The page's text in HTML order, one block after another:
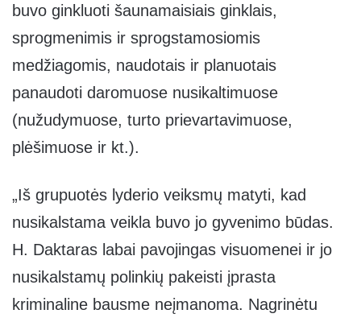
buvo ginkluoti šaunamaisiais ginklais,
sprogmenimis ir sprogstamosiomis
medžiagomis, naudotais ir planuotais
panaudoti daromuose nusikaltimuose
(nužudymuose, turto prievartavimuose,
plėšimuose ir kt.).
„Iš grupuotės lyderio veiksmų matyti, kad
nusikalstama veikla buvo jo gyvenimo būdas.
H. Daktaras labai pavojingas visuomenei ir jo
nusikalstamų polinkių pakeisti įprasta
kriminaline bausme neįmanoma. Nagrinėtu